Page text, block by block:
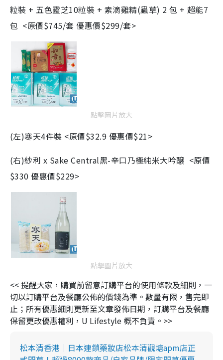
粒裝 + 五色靈芝10粒裝 + 素滴雞精(蟲草) 2包 + 超能7
包 <原價$745/套 優惠價$299/套>
點擊圖片放大
(左)寒天4件裝 <原價$32.9 優惠價$21>
(右)紗利 x Sake Central黑-辛口乃極純米大吟醸 <原價
$330 優惠價$229>
點擊圖片放大
<< 提醒大家，購買前留意訂購平台的使用條款及細則，一
切以訂購平台及餐廳公佈的價錢為準。數量有限，售完即
止；所有優惠細則更新至文章發佈日期，訂購平台及餐廳
保留更改優惠權利，U Lifestyle 概不負責。>>
松本清香港｜日本連鎖藥妝店松本清觀塘apm店正